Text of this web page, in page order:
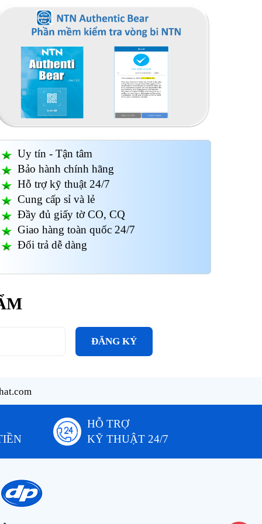
Uy tín - Tận tâm
Bảo hành chính hãng
Hỗ trợ kỹ thuật 24/7
Cung cấp sỉ và lẻ
Đầy đủ giấy tờ CO, CQ
Giao hàng toàn quốc 24/7
Đổi trả dễ dàng
ĐĂNG KÝ
HỖ TRỢ
KỸ THUẬT 24/7